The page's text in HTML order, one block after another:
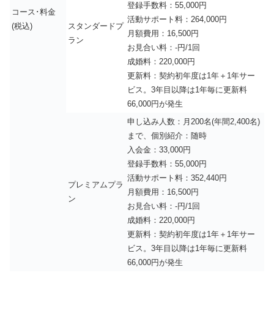
コース･料金
(税込)
スタンダードプ
ラン
登録手数料：55,000円
活動サポート料：264,000円
月額費用：16,500円
お見合い料：-円/1回
成婚料：220,000円
更新料：契約初年度は1年＋1年サー
ビス。3年目以降は1年毎に更新料
66,000円が発生
プレミアムプラ
ン
申し込み人数：月200名(年間2,400名)
まで、個別紹介：随時
入会金：33,000円
登録手数料：55,000円
活動サポート料：352,440円
月額費用：16,500円
お見合い料：-円/1回
成婚料：220,000円
更新料：契約初年度は1年＋1年サー
ビス。3年目以降は1年毎に更新料
66,000円が発生